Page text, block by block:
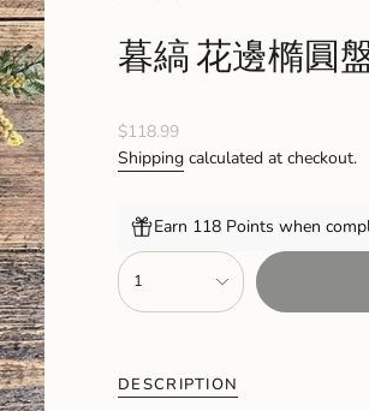
暮縞 花邊橢圓
Regular
price
$118.99
Shipping calculated at checkout.
Earn 118 Points when
{"in_cart_html"=>"
<span
class=\"quantity-
quantity
}}
1
DESCRIPTION